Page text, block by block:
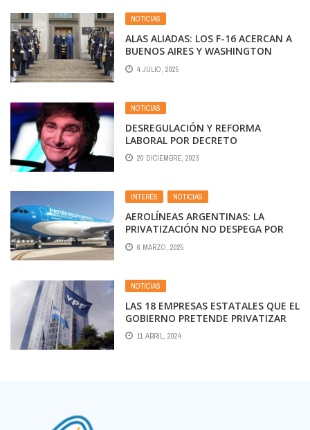
NOTICIAS
ALAS ALIADAS: LOS F-16 ACERCAN A
BUENOS AIRES Y WASHINGTON
4 JULIO, 2025
NOTICIAS
DESREGULACIÓN Y REFORMA
LABORAL POR DECRETO
20 DICIEMBRE, 2023
INTERÉS , NOTICIAS
AEROLÍNEAS ARGENTINAS: LA
PRIVATIZACIÓN NO DESPEGA POR
FALTA DE INTERESADOS Y SE
APLAZÓ LA RENOVACIÓN DE FLOTA
6 MARZO, 2025
NOTICIAS
LAS 18 EMPRESAS ESTATALES QUE EL
GOBIERNO PRETENDE PRIVATIZAR
EN LA NUEVA LEY DE BASES
11 ABRIL, 2024